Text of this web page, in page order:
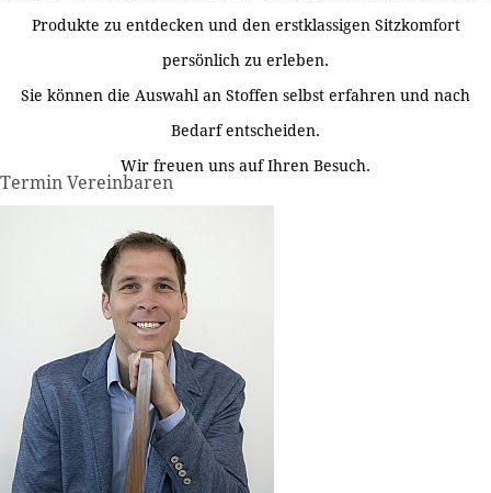
Produkte zu entdecken und den erstklassigen Sitzkomfort
persönlich zu erleben.
Sie können die Auswahl an Stoffen selbst erfahren und nach
Bedarf entscheiden.
Wir freuen uns auf Ihren Besuch.
Termin Vereinbaren